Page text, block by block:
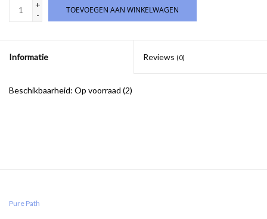
+
-
TOEVOEGEN AAN WINKELWAGEN
Informatie Reviews (0)
Beschikbaarheid: Op voorraad (2)
Pure Path